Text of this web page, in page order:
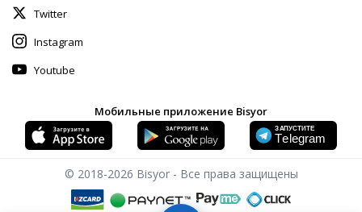
Twitter
Instagram
Youtube
Мобильные приложение Bisyor
© 2018-2026 Bisyor - Все права защищены